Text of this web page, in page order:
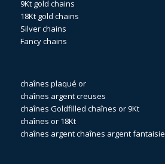
9Kt gold chains
18Kt gold chains
Silver chains
Fancy chains
chaînes plaqué or
chaînes argent creuses
chaînes Goldfilled chaînes or 9Kt
chaînes or 18Kt
chaînes argentchaînes argent fantaisie